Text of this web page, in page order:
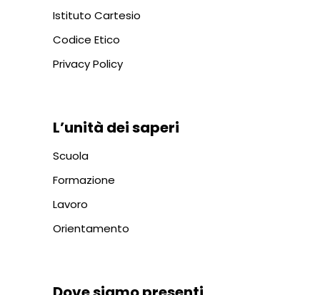
Istituto Cartesio
Codice Etico
Privacy Policy
L’unità dei saperi
Scuola
Formazione
Lavoro
Orientamento